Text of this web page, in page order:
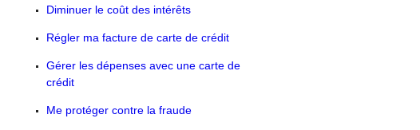
Diminuer le coût des intérêts
Régler ma facture de carte de crédit
Gérer les dépenses avec une carte de
crédit
Me protéger contre la fraude